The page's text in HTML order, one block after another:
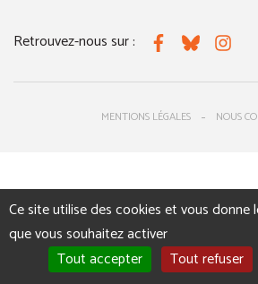
Retrouvez-nous sur : FacebookBluesky
MENTIONS LÉGALES NOUS
Ce site utilise des cookies et vous donne
que vous souhaitez activer
Tout accepter
Tout refuser